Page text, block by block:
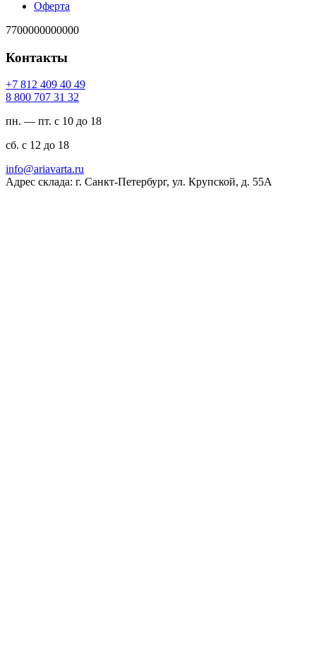
Оферта
7700000000000
Контакты
94 04 904 218 7+
23 13 707 008 8
пн. — пт. с 10 до 18
сб. с 12 до 18
ur.atravaira@ofni
Адрес склада: г. Санкт-Петербург, ул. Крупской, д. 55А